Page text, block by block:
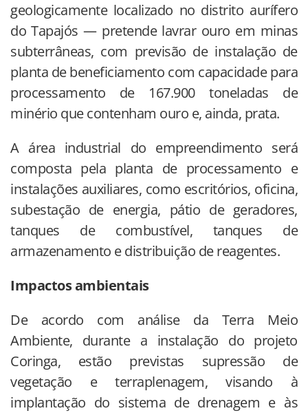
geologicamente localizado no distrito aurífero
do Tapajós — pretende lavrar ouro em minas
subterrâneas, com previsão de instalação de
planta de beneficiamento com capacidade para
processamento de 167.900 toneladas de
minério que contenham ouro e, ainda, prata.
A área industrial do empreendimento será
composta pela planta de processamento e
instalações auxiliares, como escritórios, oficina,
subestação de energia, pátio de geradores,
tanques de combustível, tanques de
armazenamento e distribuição de reagentes.
Impactos ambientais
De acordo com análise da Terra Meio
Ambiente, durante a instalação do projeto
Coringa, estão previstas supressão de
vegetação e terraplenagem, visando à
implantação do sistema de drenagem e às